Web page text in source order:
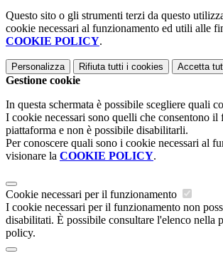
Questo sito o gli strumenti terzi da questo
cookie necessari al funzionamento ed utili alle
COOKIE POLICY.
Personalizza Rifiuta tutti i cookies Accetta
Gestione cookie
In questa schermata è possibile scegliere quali
I cookie necessari sono quelli che consentono il
piattaforma e non è possibile disabilitarli.
Per conoscere quali sono i cookie necessari al
visionare la COOKIE POLICY.
Cookie necessari per il funzionamento
I cookie necessari per il funzionamento non
disabilitati. È possibile consultare l'elenco nella
policy.